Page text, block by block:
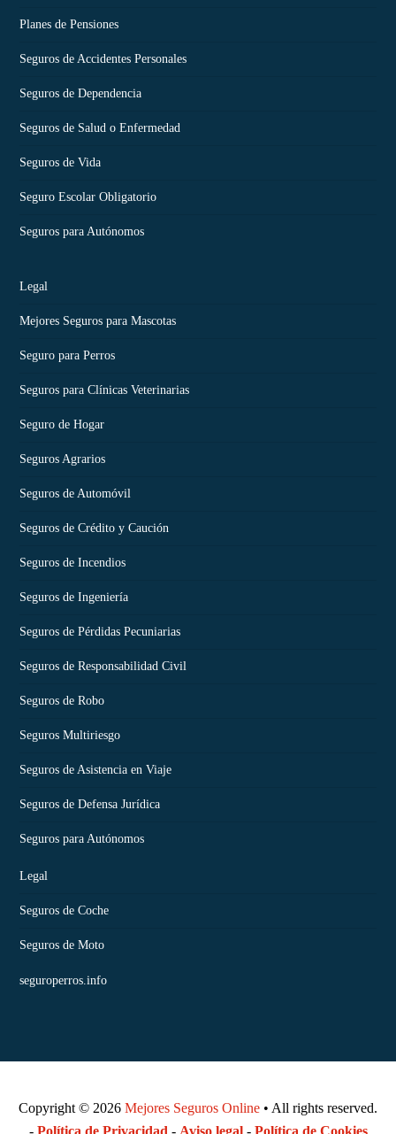
Planes de Pensiones
Seguros de Accidentes Personales
Seguros de Dependencia
Seguros de Salud o Enfermedad
Seguros de Vida
Seguro Escolar Obligatorio
Seguros para Autónomos
Legal
Mejores Seguros para Mascotas
Seguro para Perros
Seguros para Clínicas Veterinarias
Seguro de Hogar
Seguros Agrarios
Seguros de Automóvil
Seguros de Crédito y Caución
Seguros de Incendios
Seguros de Ingeniería
Seguros de Pérdidas Pecuniarias
Seguros de Responsabilidad Civil
Seguros de Robo
Seguros Multiriesgo
Seguros de Asistencia en Viaje
Seguros de Defensa Jurídica
Seguros para Autónomos
Legal
Seguros de Coche
Seguros de Moto
seguroperros.info
Copyright © 2026 Mejores Seguros Online • All rights reserved.